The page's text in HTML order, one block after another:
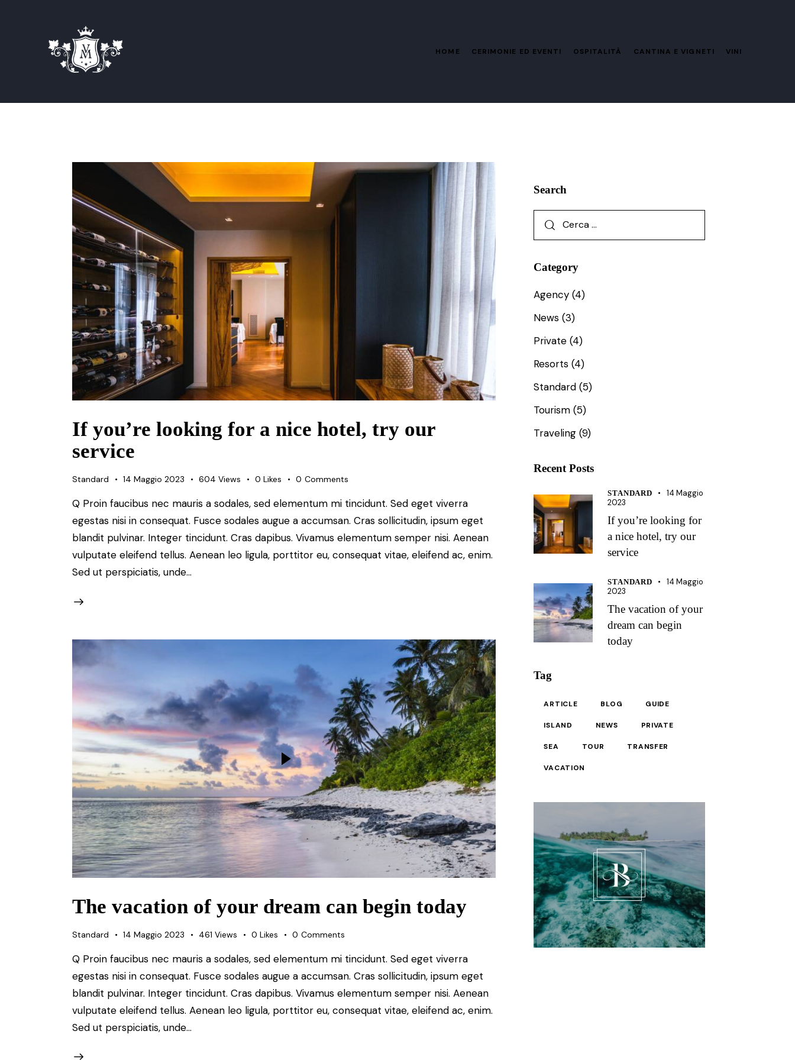
HOME CERIMONIE ED EVENTI OSPITALITÀ CANTINA E VIGNETI VINI
If you’re looking for a nice hotel, try our
service
Standard 14 Maggio 2023 604 Views 0 Likes 0 Comments
Q Proin faucibus nec mauris a sodales, sed elementum mi tincidunt. Sed eget viverra
egestas nisi in consequat. Fusce sodales augue a accumsan. Cras sollicitudin, ipsum eget
blandit pulvinar. Integer tincidunt. Cras dapibus. Vivamus elementum semper nisi. Aenean
vulputate eleifend tellus. Aenean leo ligula, porttitor eu, consequat vitae, eleifend ac, enim.
Sed ut perspiciatis, unde…
The vacation of your dream can begin today
Standard 14 Maggio 2023 461 Views 0 Likes 0 Comments
Q Proin faucibus nec mauris a sodales, sed elementum mi tincidunt. Sed eget viverra
egestas nisi in consequat. Fusce sodales augue a accumsan. Cras sollicitudin, ipsum eget
blandit pulvinar. Integer tincidunt. Cras dapibus. Vivamus elementum semper nisi. Aenean
vulputate eleifend tellus. Aenean leo ligula, porttitor eu, consequat vitae, eleifend ac, enim.
Sed ut perspiciatis, unde…
Search
Category
Agency (4)
News (3)
Private (4)
Resorts (4)
Standard (5)
Tourism (5)
Traveling (9)
Recent Posts
STANDARD
14 Maggio
2023
If you’re looking for
a nice hotel, try our
service
STANDARD
14 Maggio
2023
The vacation of your
dream can begin
today
Tag
ARTICLE BLOG GUIDE
ISLAND NEWS PRIVATE
SEA TOUR TRANSFER
VACATION